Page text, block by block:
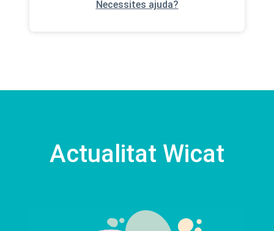
Necessites ajuda?
Actualitat Wicat